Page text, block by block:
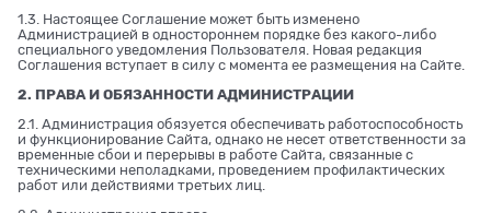
1.3. Настоящее Соглашение может быть изменено
Администрацией в одностороннем порядке без какого-либо
специального уведомления Пользователя. Новая редакция
Соглашения вступает в силу с момента ее размещения на Сайте.
2. ПРАВА И ОБЯЗАННОСТИ АДМИНИСТРАЦИИ
2.1. Администрация обязуется обеспечивать работоспособность
и функционирование Сайта, однако не несет ответственности за
временные сбои и перерывы в работе Сайта, связанные с
техническими неполадками, проведением профилактических
работ или действиями третьих лиц.